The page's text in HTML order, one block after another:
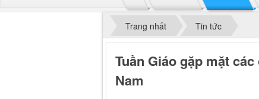
Trang nhất Tin tức
Tuần Giáo gặp mặt
Nam